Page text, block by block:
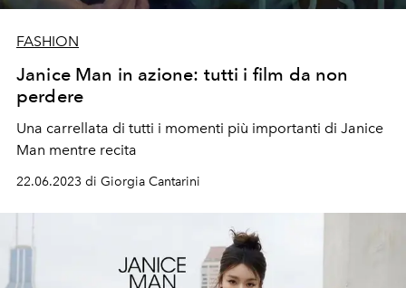
FASHION
Janice Man in azione: tutti i film da non
perdere
Una carrellata di tutti i momenti più importanti di Janice
Man mentre recita
22.06.2023 di Giorgia Cantarini